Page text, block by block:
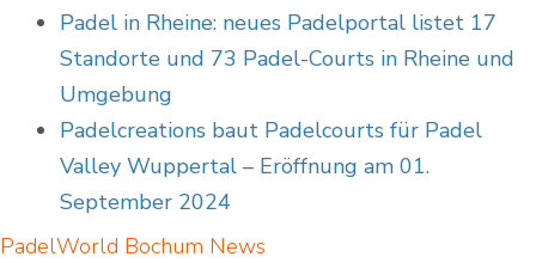
Padel in Rheine: neues Padelportal listet 17
Standorte und 73 Padel-Courts in Rheine und
Umgebung
Padelcreations baut Padelcourts für Padel
Valley Wuppertal – Eröffnung am 01.
September 2024
PadelWorld Bochum News